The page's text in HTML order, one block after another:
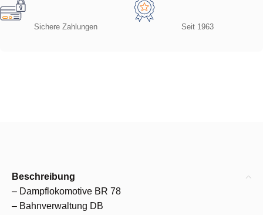
Sichere Zahlungen Seit 1963
Beschreibung
– Dampflokomotive BR 78
– Bahnverwaltung DB